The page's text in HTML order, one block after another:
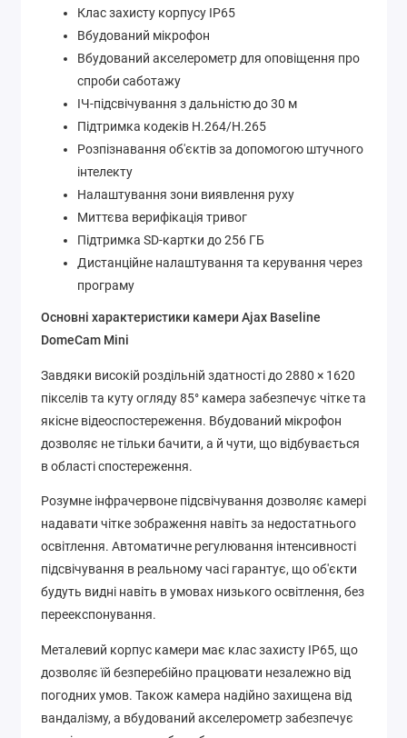
Клас захисту корпусу ІР65
Вбудований мікрофон
Вбудований акселерометр для оповіщення про
спроби саботажу
ІЧ-підсвічування з дальністю до 30 м
Підтримка кодеків H.264/H.265
Розпізнавання об'єктів за допомогою штучного
інтелекту
Налаштування зони виявлення руху
Миттєва верифікація тривог
Підтримка SD-картки до 256 ГБ
Дистанційне налаштування та керування через
програму
Основні характеристики камери Ajax Baseline
DomeCam Mini
Завдяки високій роздільній здатності до 2880 × 1620
пікселів та куту огляду 85° камера забезпечує чітке та
якісне відеоспостереження. Вбудований мікрофон
дозволяє не тільки бачити, а й чути, що відбувається
в області спостереження.
Розумне інфрачервоне підсвічування дозволяє камері
надавати чітке зображення навіть за недостатнього
освітлення. Автоматичне регулювання інтенсивності
підсвічування в реальному часі гарантує, що об'єкти
будуть видні навіть в умовах низького освітлення, без
переекспонування.
Металевий корпус камери має клас захисту IP65, що
дозволяє їй безперебійно працювати незалежно від
погодних умов. Також камера надійно захищена від
вандалізму, а вбудований акселерометр забезпечує